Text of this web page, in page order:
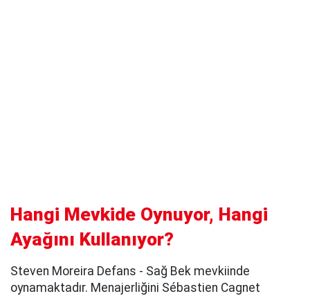
Hangi Mevkide Oynuyor, Hangi
Ayağını Kullanıyor?
Steven Moreira Defans - Sağ Bek mevkiinde
oynamaktadır. Menajerliğini Sébastien Cagnet